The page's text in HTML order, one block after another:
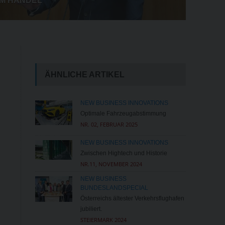
ÄHNLICHE ARTIKEL
NEW BUSINESS INNOVATIONS
Optimale Fahrzeugabstimmung
NR. 02, FEBRUAR 2025
NEW BUSINESS INNOVATIONS
Zwischen Hightech und Historie
NR.11, NOVEMBER 2024
NEW BUSINESS
BUNDESLANDSPECIAL
Österreichs ältester Verkehrsflughafen
jubiliert.
STEIERMARK 2024